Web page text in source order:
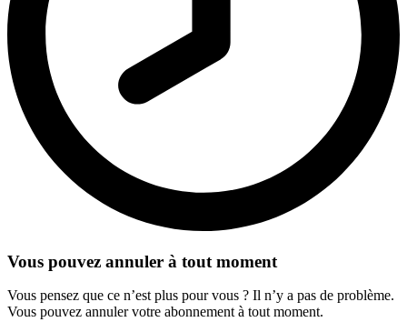
Vous pouvez annuler à tout moment
Vous pensez que ce n’est plus pour vous ? Il n’y a pas de problème.
Vous pouvez annuler votre abonnement à tout moment.